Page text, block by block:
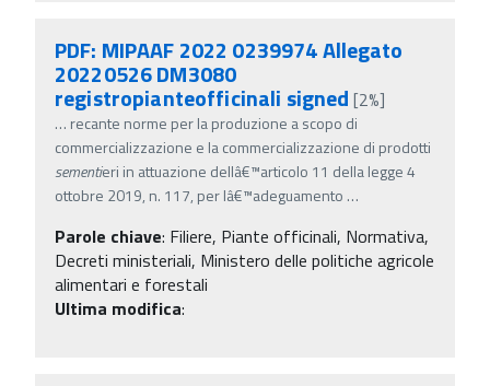
PDF: MIPAAF 2022 0239974 Allegato
20220526 DM3080
registropianteofficinali signed [2%]
… recante norme per la produzione a scopo di
commercializzazione e la commercializzazione di prodotti
sementieri in attuazione dellâ€™articolo 11 della legge 4
ottobre 2019, n. 117, per lâ€™adeguamento …
Parole chiave: Filiere, Piante officinali, Normativa,
Decreti ministeriali, Ministero delle politiche agricole
alimentari e forestali
Ultima modifica: